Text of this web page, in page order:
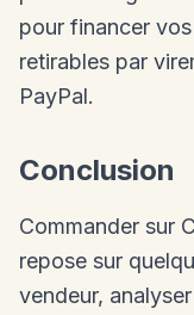
pour financer
retirables par
PayPal.
Conclusion
Commander sur
repose sur
vendeur,